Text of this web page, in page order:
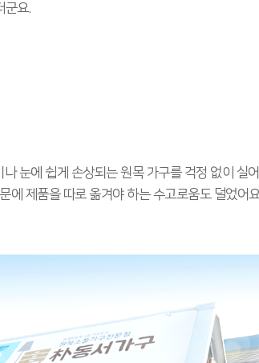
군요.
눈에 쉽게 손상되는 원목 가구를 걱정 없이 실
에 제품을 따로 옮겨야 하는 수고로움도 덜었어